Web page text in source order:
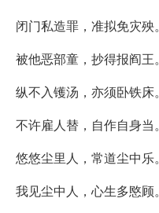
闭门私造罪，准拟免灾殃。
被他恶部童，抄得报阎王。
纵不入镬汤，亦须卧铁床。
不许雇人替，自作自身当。
悠悠尘里人，常道尘中乐。
我见尘中人，心生多愍顾。